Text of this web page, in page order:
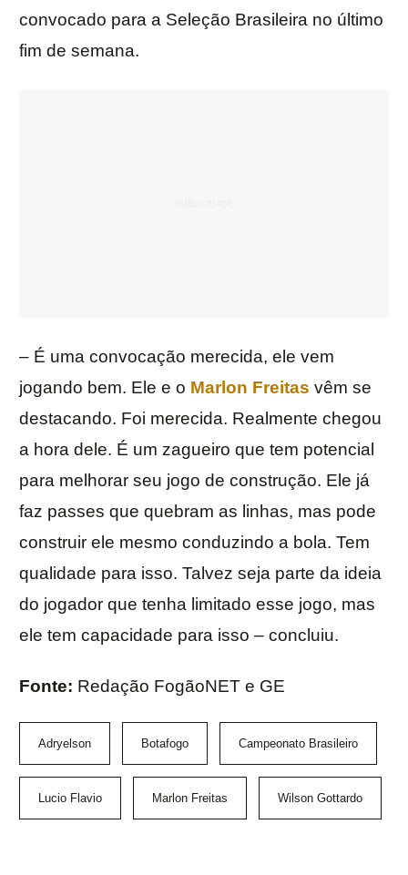
convocado para a Seleção Brasileira no último
fim de semana.
– É uma convocação merecida, ele vem
jogando bem. Ele e o Marlon Freitas vêm se
destacando. Foi merecida. Realmente chegou
a hora dele. É um zagueiro que tem potencial
para melhorar seu jogo de construção. Ele já
faz passes que quebram as linhas, mas pode
construir ele mesmo conduzindo a bola. Tem
qualidade para isso. Talvez seja parte da ideia
do jogador que tenha limitado esse jogo, mas
ele tem capacidade para isso – concluiu.
Fonte: Redação FogãoNET e GE
Adryelson Botafogo Campeonato Brasileiro
Lucio Flavio Marlon Freitas Wilson Gottardo